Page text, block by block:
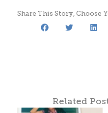
Share This Story, Choose
Related